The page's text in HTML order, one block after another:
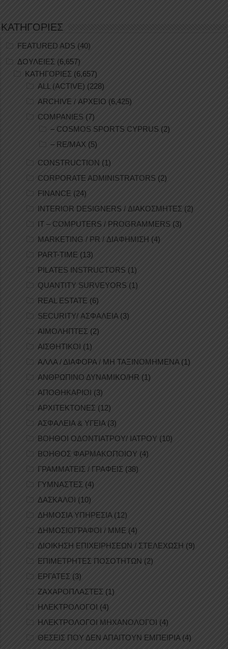
ΚΑΤΗΓΟΡΙΕΣ
FEATURED ADS (40)
ΔΟΥΛΕΙΕΣ (6,657)
ΚΑΤΗΓΟΡΙΕΣ (6,657)
ALL (ACTIVE) (228)
ARCHIVE / ΑΡΧΕΙΟ (6,425)
COMPANIES (7)
– COSMOS SPORTS CYPRUS (2)
– RE/MAX (5)
CONSTRUCTION (1)
CORPORATE ADMINISTRATORS (2)
FINANCE (24)
INTERIOR DESIGNERS / ΔΙΑΚΟΣΜΗΤΕΣ (2)
IT – COMPUTERS / PROGRAMMERS (3)
MARKETING / PR / ΔΙΑΦΗΜΙΣΗ (4)
PART-TIME (13)
PILATES INSTRUCTORS (1)
QUANTITY SURVEYORS (1)
REAL ESTATE (6)
SECURITY/ ΑΣΦΑΛΕΙΑ(3)
ΑΙΜΟΛΗΠΤΕΣ (2)
ΑΙΣΘΗΤΙΚΟΙ (1)
ΑΛΛΑ / ΔΙΑΦΟΡΑ / ΜΗ ΤΑΞΙΝΟΜΗΜΕΝΑ(1)
ΑΝΘΡΩΠΙΝΟ ΔΥΝΑΜΙΚΟ/HR (1)
ΑΠΟΘΗΚΑΡΙΟΙ (3)
ΑΡΧΙΤΕΚΤΟΝΕΣ (12)
ΑΣΦΑΛΕΙΑ & ΥΓΕΙΑ(3)
ΒΟΗΘΟΙ ΟΔΟΝΤΙΑΤΡΟΥ/ ΙΑΤΡΟΥ (10)
ΒΟΗΘΟΣ ΦΑΡΜΑΚΟΠΟΙΟΥ (4)
ΓΡΑΜΜΑΤΕΙΣ / ΓΡΑΦΕΙΣ (38)
ΓΥΜΝΑΣΤΕΣ (4)
ΔΑΣΚΑΛΟΙ (10)
ΔΗΜΟΣΙΑ ΥΠΗΡΕΣΙΑ (12)
ΔΗΜΟΣΙΟΓΡΑΦΟΙ / ΜΜΕ (4)
ΔΙΟΙΚΗΣΗ ΕΠΙΧΕΙΡΗΣΕΩΝ / ΣΤΕΛΕΧΩΣΗ (9)
ΕΠΙΜΕΤΡΗΤΕΣ ΠΟΣΟΤΗΤΩΝ (2)
ΕΡΓΑΤΕΣ (3)
ΖΑΧΑΡΟΠΛΑΣΤΕΣ (1)
ΗΛΕΚΤΡΟΛΟΓΟΙ (4)
ΗΛΕΚΤΡΟΛΟΓΟΙ ΜΗΧΑΝΟΛΟΓΟΙ (4)
ΘΕΣΕΙΣ ΠΟΥ ΔΕΝ ΑΠΑΙΤΟΥΝ ΕΜΠΕΙΡΙΑ(4)